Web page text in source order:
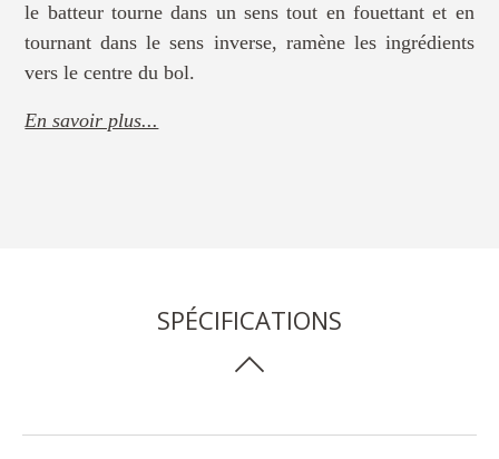
le batteur tourne dans un sens tout en fouettant et en
tournant dans le sens inverse, ramène les ingrédients
vers le centre du bol.
En savoir plus...
SPÉCIFICATIONS